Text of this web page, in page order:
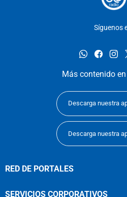
Síguenos
whatsapp
Más contenido en
Descarga nuestra
Descarga nuestra
RED DE PORTALES
SERVICIOS CORPORATIVOS